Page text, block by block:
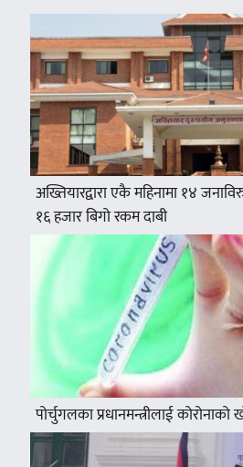
अख्तियारद्वारा एकै महिनामा १४
१६ हजार बिगो रकम दाबी
पोर्चुगलका प्रधानमन्त्रीलाई कोरोनाको